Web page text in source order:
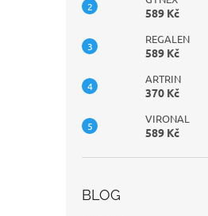
589 Kč
REGALEN
589 Kč
ARTRIN
370 Kč
VIRONAL
589 Kč
BLOG